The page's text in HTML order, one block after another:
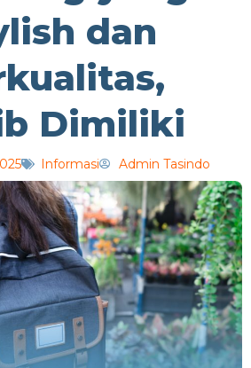
dan
Dimiliki
Informasi Admin Tasindo